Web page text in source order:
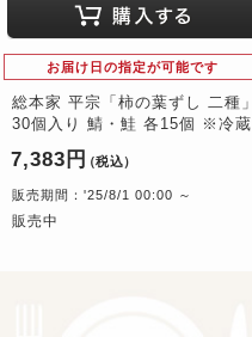
お届け日の指定が可能です
総本家 平宗「柿の葉ずし 二種」
30個入り 鯖・鮭 各15個 ※冷蔵
7,383円 （税込）
販売期間：'25/8/1 00:00 ～
販売中